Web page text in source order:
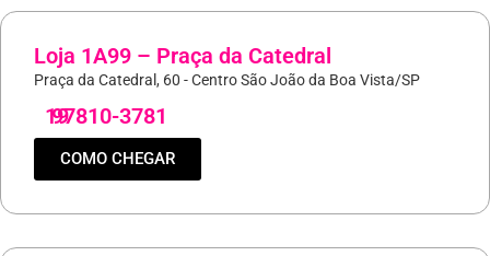
Loja 1A99 – Praça da Catedral
Praça da Catedral, 60 - Centro São João da Boa Vista/SP
19
97810-3781
COMO CHEGAR